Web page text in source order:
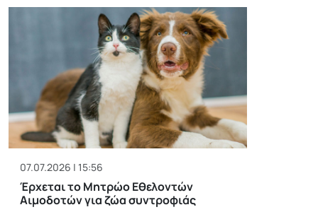
07.07.2026 | 15:56
Έρχεται το Μητρώο Εθελοντών
Αιμοδοτών για ζώα συντροφιάς